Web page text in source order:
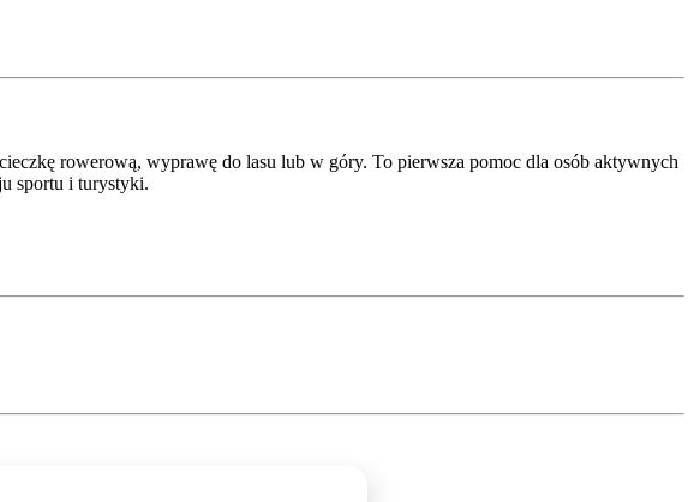
rowerową, wyprawę do lasu lub w góry. To pierwsza pomoc dla osób aktywnych
sportu i turystyki.